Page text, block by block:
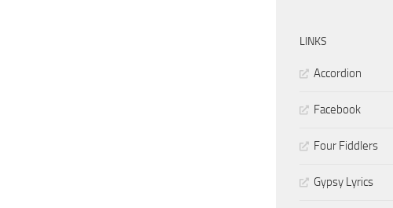
LINKS
Accordion
Facebook
Four Fiddlers
Gypsy Lyrics